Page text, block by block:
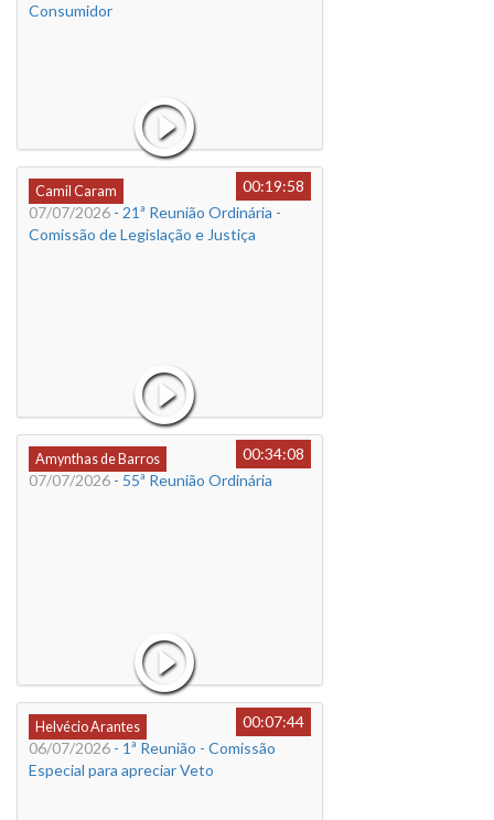
Consumidor
Camil Caram
00:19:58
07/07/2026 - 21ª Reunião Ordinária -
Comissão de Legislação e Justiça
Amynthas de Barros
00:34:08
07/07/2026 - 55ª Reunião Ordinária
Helvécio Arantes
00:07:44
06/07/2026 - 1ª Reunião - Comissão
Especial para apreciar Veto